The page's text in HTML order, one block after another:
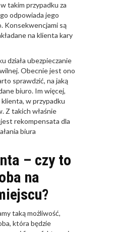
takim przypadku za
odpowiada jego
Konsekwencjami są
na klienta kary
działa ubezpieczanie
Obecnie jest ono
sprawdzić, na jaką
biuro. Im więcej,
w przypadku
Z takich właśnie
rekompensata dla
biura
– czy to
na
taką możliwość,
która będzie